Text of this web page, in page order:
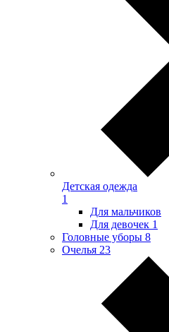
Детская одежда
1
Для мальчиков
Для девочек 1
Головные уборы 8
Очелья 23